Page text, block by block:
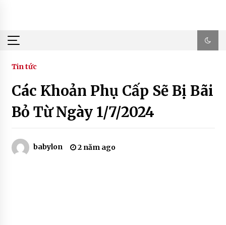
Tin tức
Các Khoản Phụ Cấp Sẽ Bị Bãi
Bỏ Từ Ngày 1/7/2024
babylon 2 năm ago